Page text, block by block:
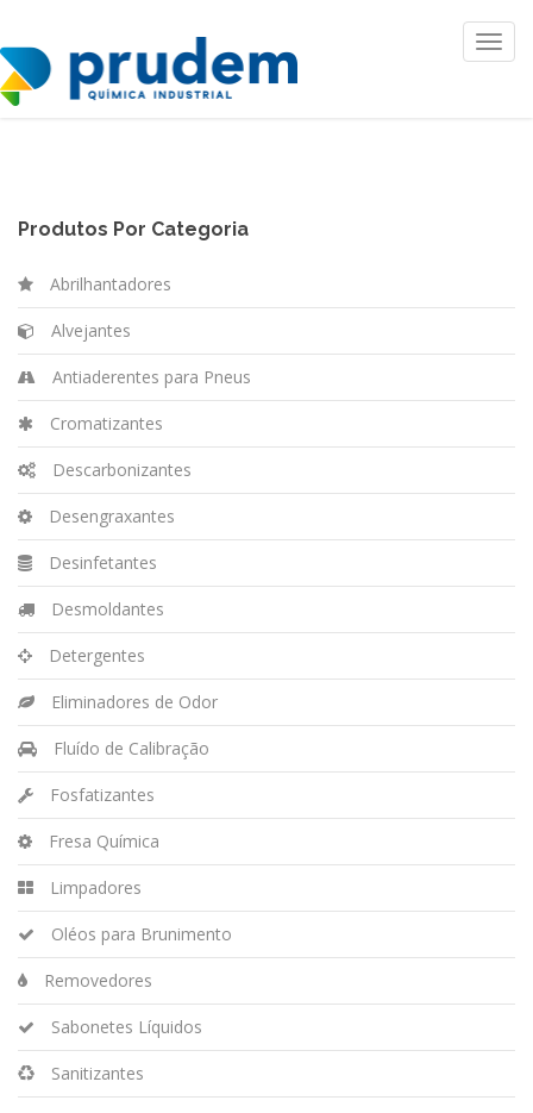
Produtos Por Categoria
Abrilhantadores
Alvejantes
Antiaderentes para Pneus
Cromatizantes
Descarbonizantes
Desengraxantes
Desinfetantes
Desmoldantes
Detergentes
Eliminadores de Odor
Fluído de Calibração
Fosfatizantes
Fresa Química
Limpadores
Oléos para Brunimento
Removedores
Sabonetes Líquidos
Sanitizantes